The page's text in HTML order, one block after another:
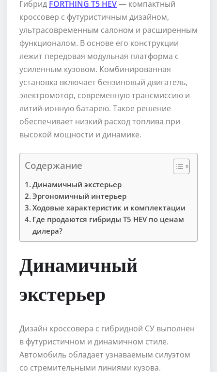
Гибрид FORTHING T5 HEV— компактный
кроссовер с футуристичным дизайном,
ультрасовременным салоном и расширенным
функционалом. В основе его конструкции
лежит передовая модульная платформа с
усиленным кузовом. Комбинированная
установка включает бензиновый двигатель,
электромотор, современную трансмиссию и
литий-ионную батарею. Такое решение
обеспечивает низкий расход топлива при
высокой мощности и динамике.
Содержание
Динамичный экстерьер
Эргономичный интерьер
Ходовые характеристик и комплектации
Где продаются гибриды T5 HEV по ценам
дилера?
Динамичный
экстерьер
Дизайн кроссовера с гибридной СУ выполнен
в футуристичном и динамичном стиле.
Автомобиль обладает узнаваемым силуэтом
со стремительными линиями кузова.